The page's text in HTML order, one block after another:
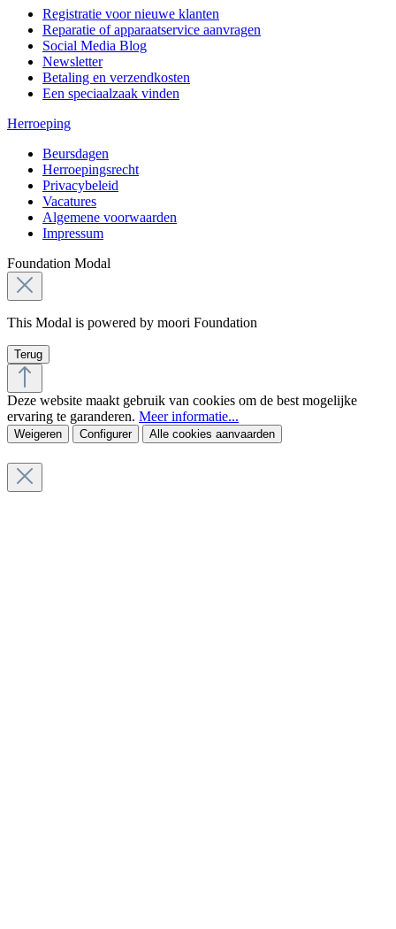
Registratie voor nieuwe klanten
Reparatie of apparaatservice aanvragen
Social Media Blog
Newsletter
Betaling en verzendkosten
Een speciaalzaak vinden
Herroeping
Beursdagen
Herroepingsrecht
Privacybeleid
Vacatures
Algemene voorwaarden
Impressum
Foundation Modal
This Modal is powered by moori Foundation
Terug
Deze website maakt gebruik van cookies om de best mogelijke
ervaring te garanderen. Meer informatie...
Weigeren Configurer Alle cookies aanvaarden